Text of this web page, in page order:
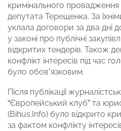
кримінального провадження
депутата Терещенка. За
уклала договори за два дні
у законі про публічні
відкритих тендерів. Також
конфлікт інтересів під час
було обов’язковим.
Після публікації
“Європейський клуб” та
(Bihus.Info) було відкрито
за фактом конфлікту